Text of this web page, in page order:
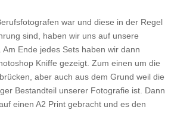
war und diese in der Regel
sind, haben wir uns auf unsere
Ende jedes Sets haben wir dann
Kniffe gezeigt. Zum einen um die
aber auch aus dem Grund weil die
Bestandteil unserer Fotografie ist. Dann
einen A2 Print gebracht und es den